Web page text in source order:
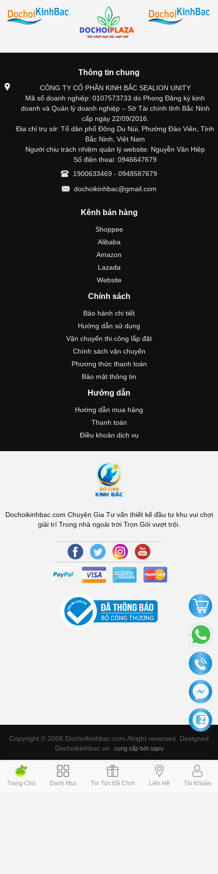
Thông tin chung
CÔNG TY CỔ PHẦN KINH BẮC SEALION UNITY
Mã số doanh nghiệp: 0107573733 do Phong Đăng ký kinh
doanh và Quản lý doanh nghiệp – Sở Tài chính tỉnh Bắc Ninh
cấp ngày 22/09/2016.
Địa chỉ trụ sở: Tổ dân phố Đông Du Núi, Phường Đào Viên, Tỉnh
Bắc Ninh, Việt Nam
Người chịu trách nhiệm quản lý website: Nguyễn Văn Hiệp
Số điện thoại: 0946647679
1900633469 - 0948587679
dochoikinhbac@gmail.com
Kênh bán hàng
Shoppee
Alibaba
Amazon
Lazada
Website
Chính sách
Bảo hành chi tiết
Hướng dẫn sử dụng
Vận chuyển thi công lắp đặt
Chính sách vận chuyển
Phương thức thanh toán
Bảo mật thông tin
Hướng dẫn
Hướng dẫn mua hàng
Thanh toán
Điều khoản dịch vụ
Dochoikinhbac.com Chuyên Gia Tư vấn thiết kế đầu tư khu vui chơi
giải trí Trong nhà ngoài trời Trọn Gói vượt trội.
Copyright © 2006 Dochoikinhbac.com Alright reversed. Designed
Dochoikinhbac.vn . cung cấp bởi sapo
Trang Chủ Danh Mục Tin Tức Đồ Chơi Liên Hệ Tài Khoản